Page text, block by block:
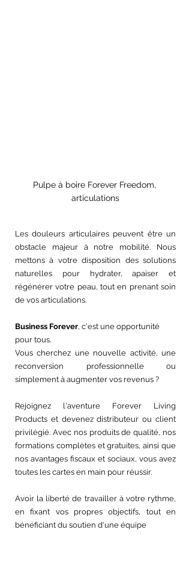
Pulpe à boire Forever Freedom,
articulations
Les douleurs articulaires peuvent être un
obstacle majeur à notre mobilité. Nous
mettons à votre disposition des solutions
naturelles pour hydrater, apaiser et
régénérer votre peau, tout en prenant soin
de vos articulations.
Business Forever, c'est une opportunité
pour tous.
Vous cherchez une nouvelle activité, une
reconversion professionnelle ou
simplement à augmenter vos revenus ?
Rejoignez l'aventure Forever Living
Products et devenez distributeur ou client
privilégié. Avec nos produits de qualité, nos
formations complètes et gratuites, ainsi que
nos avantages fiscaux et sociaux, vous avez
toutes les cartes en main pour réussir.
Avoir la liberté de travailler à votre rythme,
en fixant vos propres objectifs, tout en
bénéficiant du soutien d'une équipe